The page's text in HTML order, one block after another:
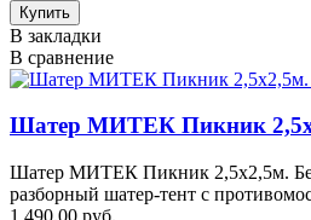
В закладки
В сравнение
Шатер МИТЕК Пикник
Шатер МИТЕК Пикник 2,5х2,5м.
разборный шатер-тент с
1 490.00 руб.